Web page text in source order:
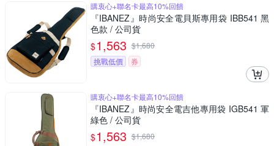
購衷心+聯名卡最高10%回饋
『IBANEZ』時尚安全電貝斯專用袋 IBB541 黑
色款 / 公司貨
$1,563 $1,680
挑戰低價
券
購衷心+聯名卡最高10%回饋
『IBANEZ』時尚安全電吉他專用袋 IGB541 軍
綠色 / 公司貨
$1,563 $1,680